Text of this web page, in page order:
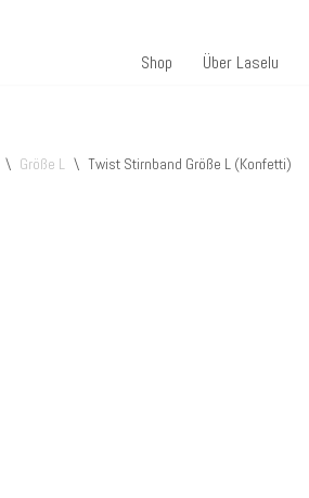
Shop Über Laselu
\ Größe L \ Twist Stirnband Größe L (Konfetti)